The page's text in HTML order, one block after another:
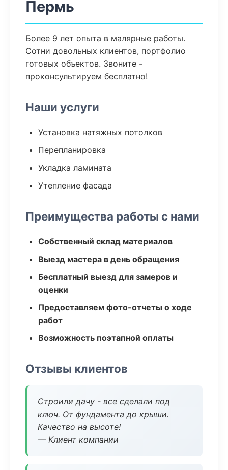
Пермь
Более 9 лет опыта в малярные работы.
Сотни довольных клиентов, портфолио
готовых объектов. Звоните -
проконсультируем бесплатно!
Наши услуги
Установка натяжных потолков
Перепланировка
Укладка ламината
Утепление фасада
Преимущества работы с нами
Собственный склад материалов
Выезд мастера в день обращения
Бесплатный выезд для замеров и
оценки
Предоставляем фото-отчеты о ходе
работ
Возможность поэтапной оплаты
Отзывы клиентов
Строили дачу - все сделали под
ключ. От фундамента до крыши.
Качество на высоте!
— Клиент компании